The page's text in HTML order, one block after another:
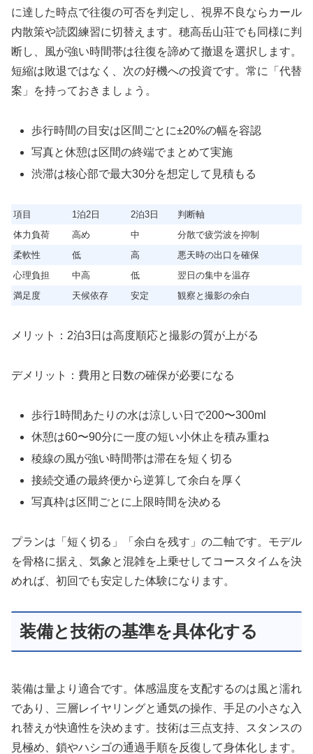
に達した時点で往復の可否を判定し、視界不良ならカール
内散策や読図練習に切替えます。穂高岳山荘でも同様に判
断し、風が強い時間帯は往復を諦めて撤退を選択します。
短縮は敗退ではなく、次の好機への投資です。常に「代替
案」を持っておきましょう。
歩行時間の目安は区間ごとに±20%の幅を容認
写真と休憩は区間の終端でまとめて実施
渋滞は核心部で最大30分を想定して見積もる
項目 1泊2日 2泊3日
判断軸
体力負荷
高め 中
分散で疲労波を抑制
柔軟性
低 高
悪天時の出口を確保
心理負担
中高 低
翌日の集中を温存
満足度
天候依存 安定 観察と撮影の余白
メリット：2泊3日は高度順応と撮影の質が上がる
デメリット：費用と日数の確保が必要になる
歩行1時間あたりの水は涼しい日で200〜300ml
休憩は60〜90分に一度の短い小休止を積み重ね
稜線の風が強い時間帯は滞在を短く切る
接続交通の最終便から逆算して余白を厚く
写真枠は区間ごとに上限時間を決める
プランは「短く切る」「余白を残す」の二軸です。モデル
を骨格に据え、気象と混雑を上乗せしてコースタイムを決
めれば、初回でも安定した体験になります。
装備と技術の基準を具体化する
装備は量より適合です。体感温度を支配するのは風と濡れ
であり、三層レイヤリングと通気の操作、手足の小さな入
れ替えが快適性を決めます。技術は三点支持、スタンスの
見極め、鎖やハシゴの通過手順を反復して身体化します。